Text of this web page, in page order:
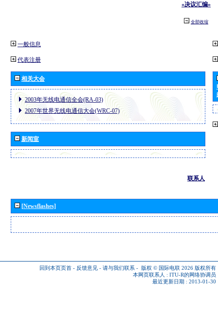
«决议汇编»
全部收缩
一般信息
代表注册
相关大会
2003年无线电通信全会(RA-03)
2007年世界无线电通信大会(WRC-07)
新闻室
联系人
[Newsflashes]
回到本页页首 - 反馈意见 - 请与我们联系 - 版权 © 国际电联 2026 版权所有
本网页联系人 : ITU-R的网络协调员
最近更新日期 : 2013-01-30